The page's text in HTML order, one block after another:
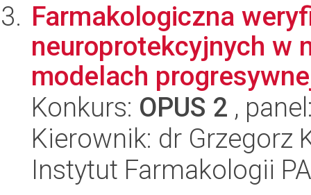
Farmakologiczna
neuroprotekcyjnych w
modelach
Konkurs: OPUS 2 ,
Kierownik: dr Grzegorz
Instytut Farmakologii